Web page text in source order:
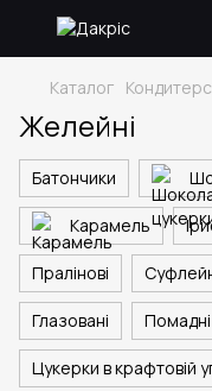
Каталог
Желейні
Батончики
Карамель
Пралінові
Глазовані Помадні
Цукерки в крафтовій